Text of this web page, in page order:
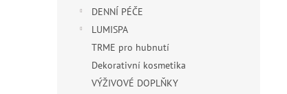
DENNÍ PÉČE
LUMISPA
TRME pro hubnutí
Dekorativní kosmetika
VÝŽIVOVÉ DOPLŇKY